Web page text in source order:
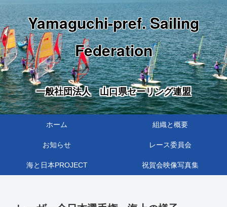
Yamaguchi-pref. Sailing
Federation
一般社団法人 山口県セーリング連盟
ホーム 組織と概要
お知らせ レース委員会
海と日本PROJECT 祝賀会映像写真集